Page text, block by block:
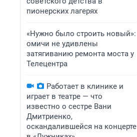
пионерских лагерях
«Нужно было строить новый»:
омичи не удивлены
затягиванию ремонта моста у
Телецентра
Работает в клинике и
играет в театре — что
известно о сестре Вани
Дмитриенко,
оскандалившейся на концерте